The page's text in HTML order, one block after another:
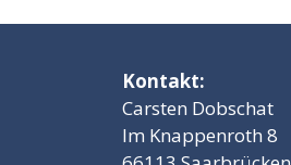
Kontakt:
Carsten Dobschat
Im Knappenroth 8